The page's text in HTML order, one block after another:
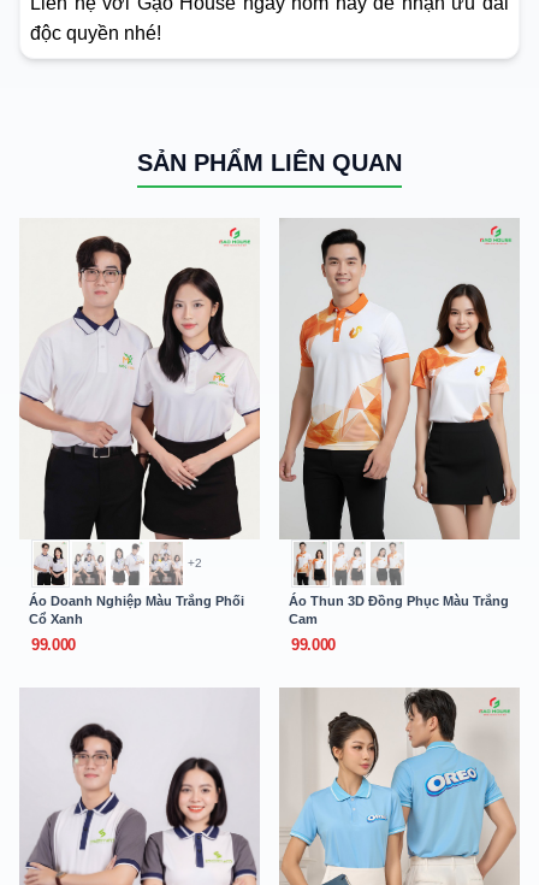
độc quyền nhé!
SẢN PHẨM LIÊN QUAN
+2
Áo Doanh Nghiệp Màu Trắng Phối
Cổ Xanh
99.000
Áo Thun 3D Đồng Phục Màu Trắng
Cam
99.000